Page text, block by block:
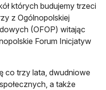
których budujemy trzeci
z Ogólnopolskiej
(OFOP) witając
Forum Inicjatyw
co trzy lata, dwudniowe
a także